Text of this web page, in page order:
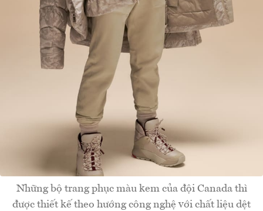
Những bộ trang phục màu kem của đội Canada thì
được thiết kế theo hướng công nghệ với chất liệu dệt